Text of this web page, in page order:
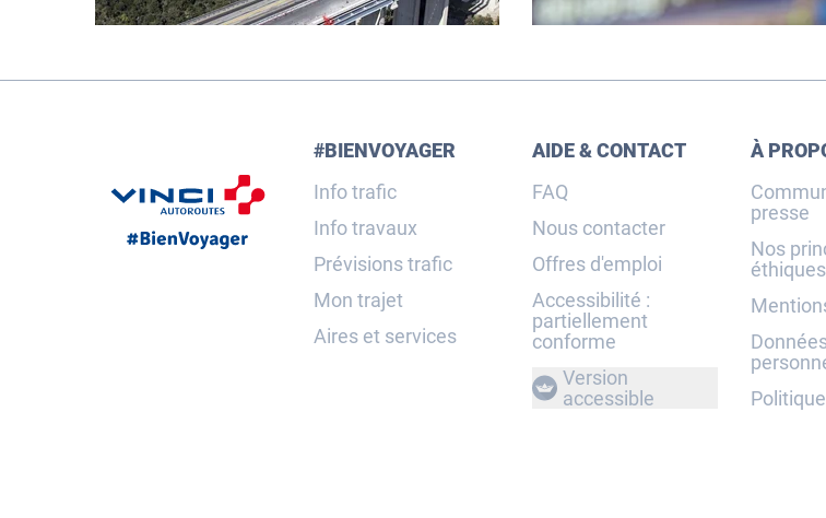
#BIENVOYAGER
Info trafic
Info travaux
Prévisions trafic
Mon trajet
Aires et services
AIDE & CONTACT
FAQ
Nous contacter
Offres d'emploi
Accessibilité :
partiellement
conforme
Version
accessible
À
presse
Nos
éthiques